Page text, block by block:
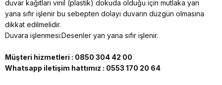
duvar kağıtları vinil (plastik) dokuda olduğu için mutlaka yan
yana sıfır işlenir bu sebepten dolayı duvarın düzgün olmasına
dikkat edilmelidir.
Duvara işlenmesi:Desenler yan yana sıfır işlenir.
Müşteri hizmetleri : 0850 304 42 00
Whatsapp iletişim hattımız : 0553 170 20 64